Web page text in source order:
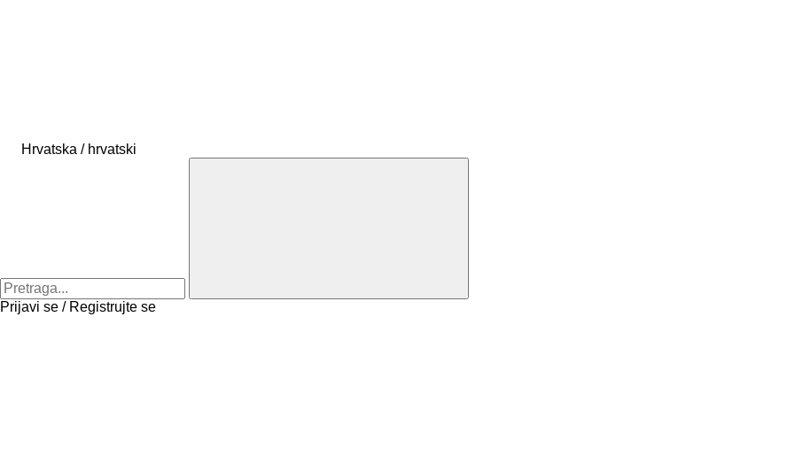
Hrvatska / hrvatski
Prijavi se / Registrujte se